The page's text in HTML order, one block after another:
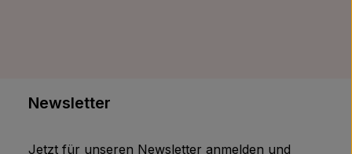
Newsletter
Jetzt für unseren Newsletter anmelden und